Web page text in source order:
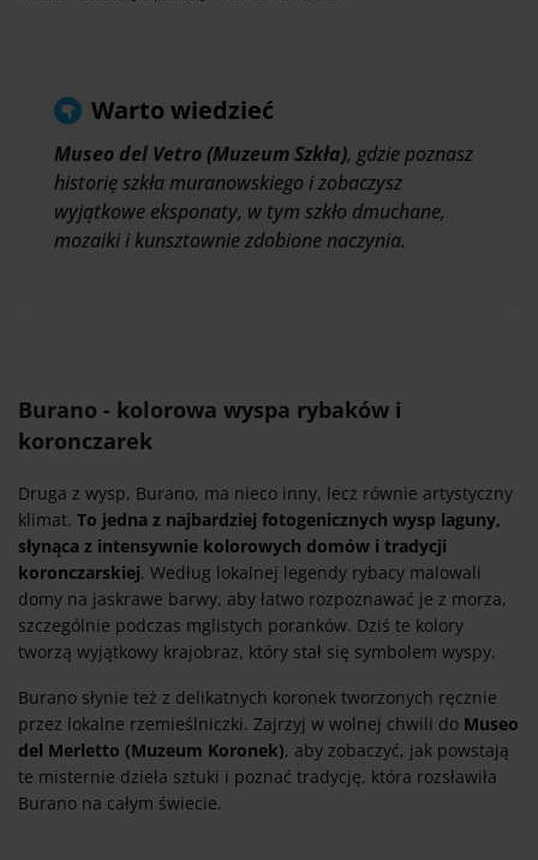
Warto wiedzieć
Museo del Vetro (Muzeum Szkła), gdzie poznasz
historię szkła muranowskiego i zobaczysz
wyjątkowe eksponaty, w tym szkło dmuchane,
mozaiki i kunsztownie zdobione naczynia.
Burano - kolorowa wyspa rybaków i
koronczarek
Druga z wysp, Burano, ma nieco inny, lecz równie artystyczny
klimat. To jedna z najbardziej fotogenicznych wysp laguny,
słynąca z intensywnie kolorowych domów i tradycji
koronczarskiej. Według lokalnej legendy rybacy malowali
domy na jaskrawe barwy, aby łatwo rozpoznawać je z morza,
szczególnie podczas mglistych poranków. Dziś te kolory
tworzą wyjątkowy krajobraz, który stał się symbolem wyspy.
Burano słynie też z delikatnych koronek tworzonych ręcznie
przez lokalne rzemieślniczki. Zajrzyj w wolnej chwili do Museo
del Merletto (Muzeum Koronek), aby zobaczyć, jak powstają
te misternie dzieła sztuki i poznać tradycję, która rozsławiła
Burano na całym świecie.